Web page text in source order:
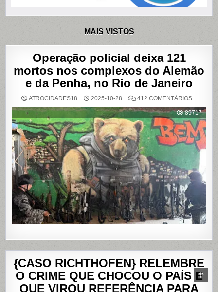
MAIS VISTOS
Operação policial deixa 121
mortos nos complexos do Alemão
e da Penha, no Rio de Janeiro
ATROCIDADES18 2025-10-28 412 COMENTÁRIOSEM
POLICIAL
DEIXA
121
MORTOS
NOS
DO
ALEMÃO
PENHA,
NO
RIO
89717
{CASO RICHTHOFEN} RELEMBRE
O CRIME QUE CHOCOU O PAÍS E
QUE VIROU REFERÊNCIA PARA
TO